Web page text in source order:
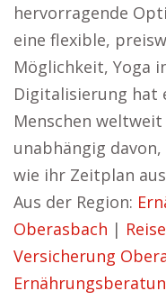
hervorragende
eine flexible,
Möglichkeit, Yoga
Digitalisierung hat
Menschen
unabhängig
wie ihr Zeitplan
Aus der Region:
Oberasbach |
Versicherung